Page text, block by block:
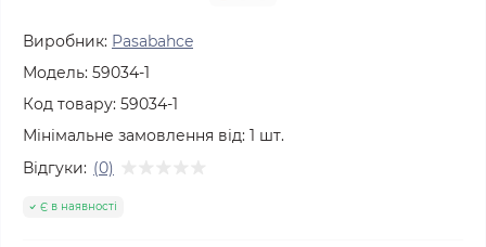
Виробник: Pasabahce
Модель: 59034-1
Код товару: 59034-1
Мінімальне замовлення від: 1 шт.
Відгуки: (0)
Є в наявності